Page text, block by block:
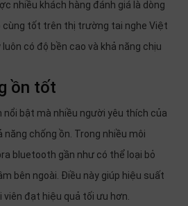
nhiều khách hàng đánh giá là dòng
cùng tốt trên thị trường tai nghe Việt
có độ bền cao và khả năng chịu
ồn tốt
bật mà nhiều người yêu thích của
năng chống ồn. Trong nhiều môi
bluetooth gần như có thể loại bỏ
bên ngoài. Điều này giúp hiệu suất
đạt hiệu quả tối ưu hơn.